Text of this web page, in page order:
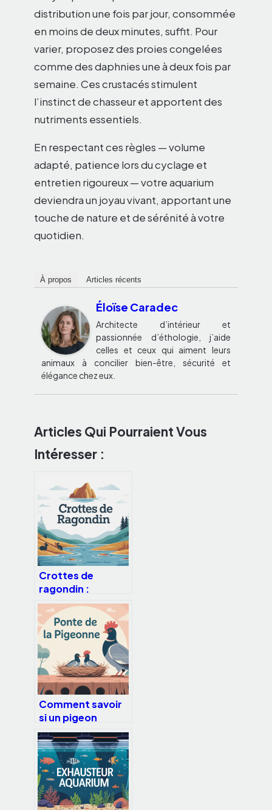
distribution une fois par jour, consommée
en moins de deux minutes, suffit. Pour
varier, proposez des proies congelées
comme des daphnies une à deux fois par
semaine. Ces crustacés stimulent
l’instinct de chasseur et apportent des
nutriments essentiels.
En respectant ces règles — volume
adapté, patience lors du cyclage et
entretien rigoureux — votre aquarium
deviendra un joyau vivant, apportant une
touche de nature et de sérénité à votre
quotidien.
À propos Articles récents
Éloïse Caradec
Architecte d’intérieur et
passionnée d’éthologie, j’aide
celles et ceux qui aiment leurs
animaux à concilier bien-être, sécurité et
élégance chez eux.
Articles Qui Pourraient Vous
Intéresser :
Crottes de
ragondin :
reconnaître,
évaluer les risques
et agir
Comment savoir
si un pigeon
femelle va pondre
prochainement